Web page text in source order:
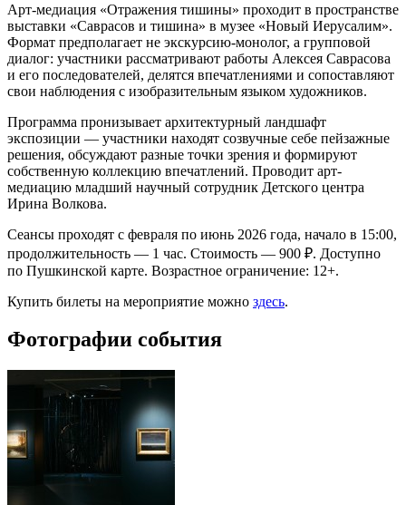
Арт-медиация «Отражения тишины» проходит в пространстве
выставки «Саврасов и тишина» в музее «Новый Иерусалим».
Формат предполагает не экскурсию-монолог, а групповой
диалог: участники рассматривают работы Алексея Саврасова
и его последователей, делятся впечатлениями и сопоставляют
свои наблюдения с изобразительным языком художников.
Программа пронизывает архитектурный ландшафт
экспозиции — участники находят созвучные себе пейзажные
решения, обсуждают разные точки зрения и формируют
собственную коллекцию впечатлений. Проводит арт-
медиацию младший научный сотрудник Детского центра
Ирина Волкова.
Сеансы проходят с февраля по июнь 2026 года, начало в 15:00,
продолжительность — 1 час. Стоимость — 900 ₽. Доступно
по Пушкинской карте. Возрастное ограничение: 12+.
Купить билеты на мероприятие можно здесь.
Фотографии события